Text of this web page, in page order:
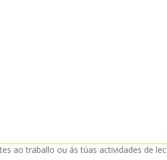
ao traballo ou ás túas actividades de